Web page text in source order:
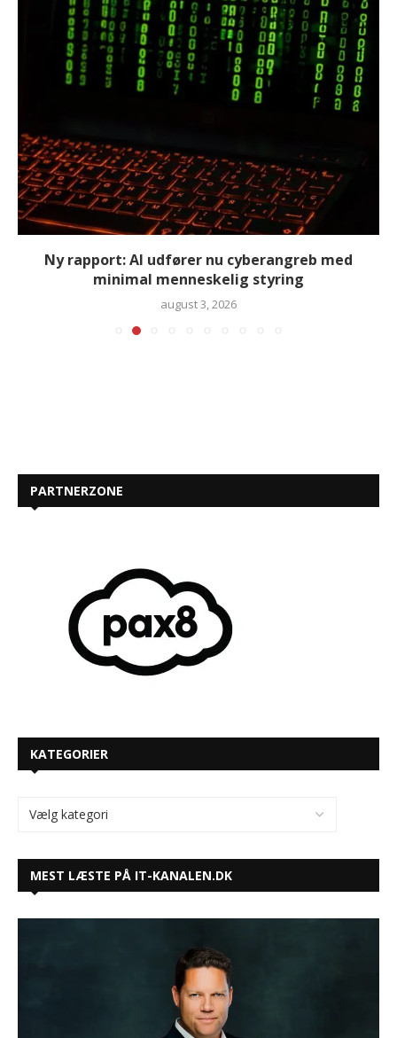
Ny rapport: AI udfører nu cyberangreb med
minimal menneskelig styring
august 3, 2026
PARTNERZONE
KATEGORIER
MEST LÆSTE PÅ IT-KANALEN.DK